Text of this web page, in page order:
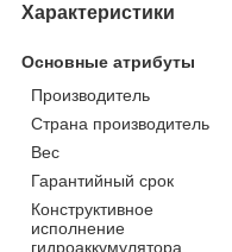
Характеристики
Основные атрибуты
Производитель
Страна производитель
Вес
Гарантийный срок
Конструктивное
исполнение
гидроаккумулятора